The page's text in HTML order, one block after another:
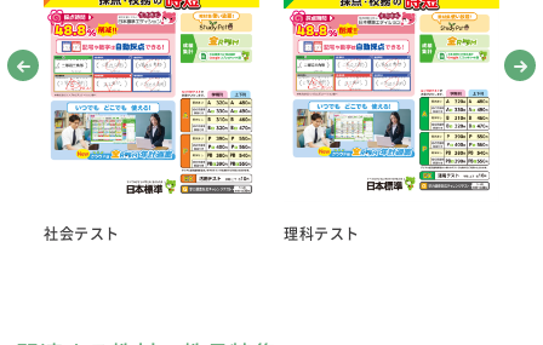
社会テスト 理科テスト